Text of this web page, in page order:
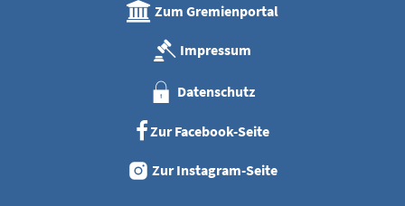
Zum Gremienportal
Impressum
Datenschutz
Zur Facebook-Seite
Zur Instagram-Seite